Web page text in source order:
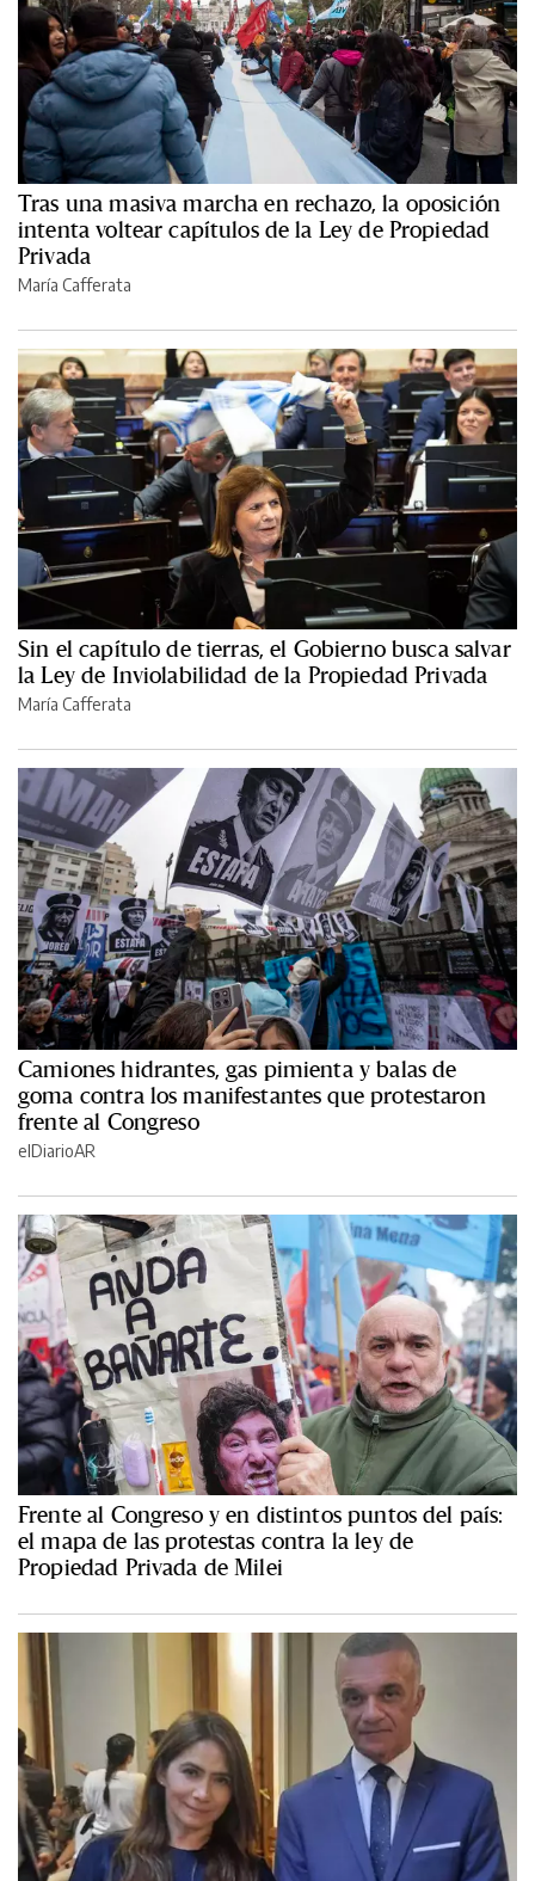
Tras una masiva marcha en rechazo, la oposición
intenta voltear capítulos de la Ley de Propiedad
Privada
María Cafferata
Sin el capítulo de tierras, el Gobierno busca salvar
la Ley de Inviolabilidad de la Propiedad Privada
María Cafferata
Camiones hidrantes, gas pimienta y balas de
goma contra los manifestantes que protestaron
frente al Congreso
elDiarioAR
Frente al Congreso y en distintos puntos del país:
el mapa de las protestas contra la ley de
Propiedad Privada de Milei